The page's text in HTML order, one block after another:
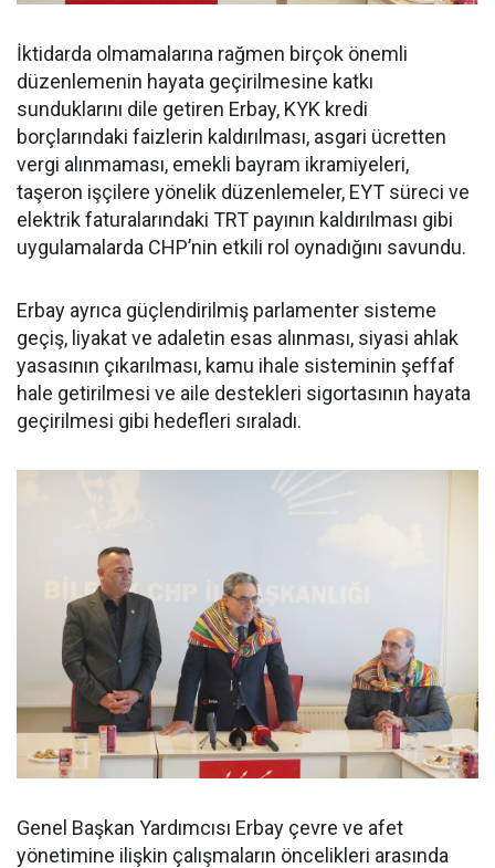
İktidarda olmamalarına rağmen birçok önemli
düzenlemenin hayata geçirilmesine katkı
sunduklarını dile getiren Erbay, KYK kredi
borçlarındaki faizlerin kaldırılması, asgari ücretten
vergi alınmaması, emekli bayram ikramiyeleri,
taşeron işçilere yönelik düzenlemeler, EYT süreci ve
elektrik faturalarındaki TRT payının kaldırılması gibi
uygulamalarda CHP’nin etkili rol oynadığını savundu.
Erbay ayrıca güçlendirilmiş parlamenter sisteme
geçiş, liyakat ve adaletin esas alınması, siyasi ahlak
yasasının çıkarılması, kamu ihale sisteminin şeffaf
hale getirilmesi ve aile destekleri sigortasının hayata
geçirilmesi gibi hedefleri sıraladı.
Genel Başkan Yardımcısı Erbay çevre ve afet
yönetimine ilişkin çalışmaların öncelikleri arasında